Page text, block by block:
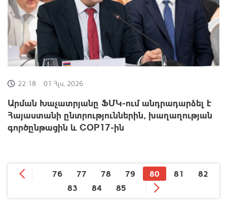
22:18 01 Հլս, 2026
Արման Խաչատրյանը ՖՄԿ-ում անդրադարձել է
Հայաստանի ընտրություններին, խաղաղության
գործընթացին և COP17-ին
76 77 78 79 80 81
82
83
84 85